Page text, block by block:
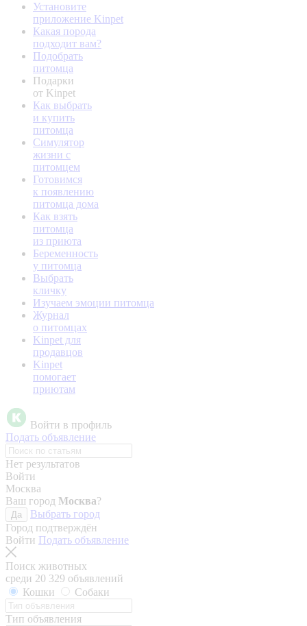
Установите
приложение Kinpet
Какая порода
подходит вам?
Подобрать
питомца
Подарки
от Kinpet
Как выбрать
и купить
питомца
Симулятор
жизни с
питомцем
Готовимся
к появлению
питомца дома
Как взять
питомца
из приюта
Беременность
у питомца
Выбрать
кличку
Изучаем эмоции питомца
Журнал
о питомцах
Kinpet для
продавцов
Kinpet
помогает
приютам
Войти в профиль
Подать объявление
Нет результатов
Войти
Москва
Ваш город Москва?
Да
Выбрать город
Город подтверждён
Войти Подать объявление
Поиск животных
среди 20 329 объявлений
Кошки
Собаки
Тип объявления